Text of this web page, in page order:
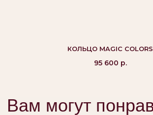
КОЛЬЦО MAGIC COLORS
95 600 р.
Вопросы и ответы
Кольца